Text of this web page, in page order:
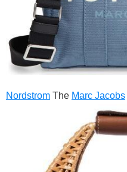
Nordstrom The Marc Jacobs